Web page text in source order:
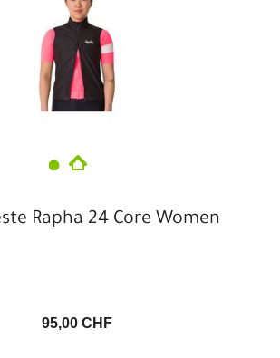
Rapha 24 Core Women
95,00 CHF